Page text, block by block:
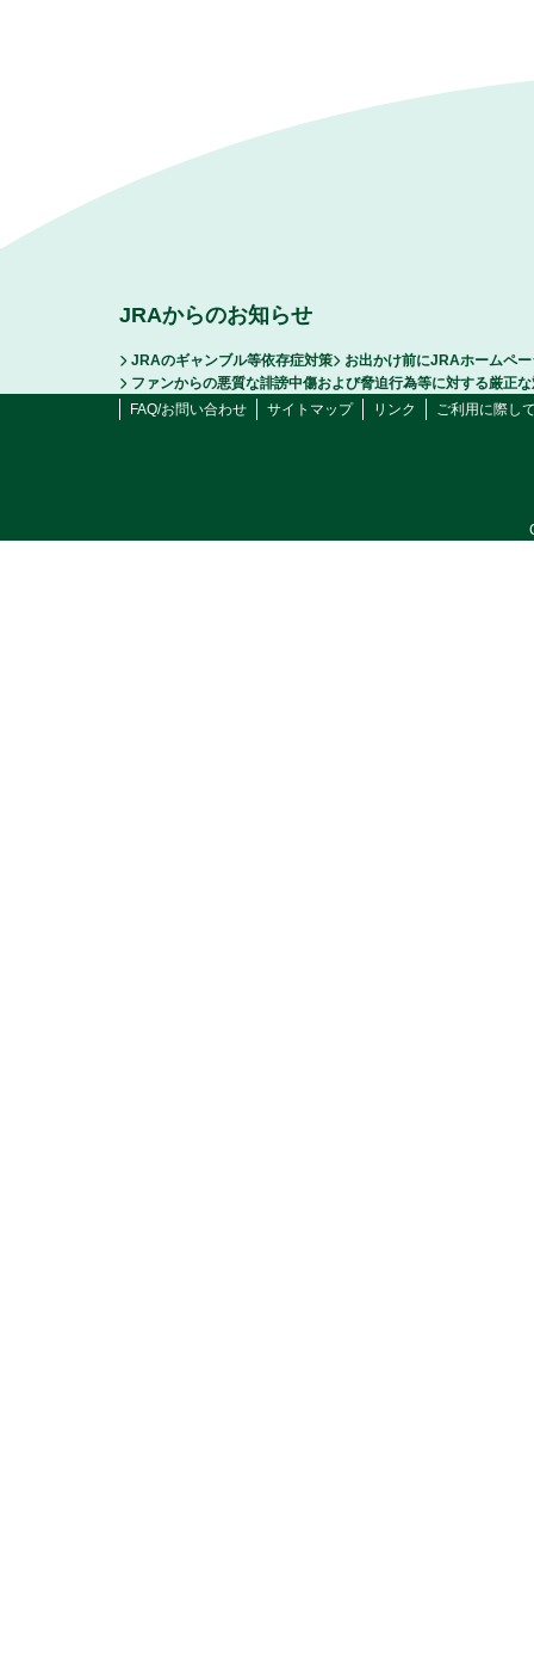
JRAからのお知らせ
JRAのギャンブル等依存症対策
お出かけ前にJRAホームペ
ファンからの悪質な誹謗中傷および脅迫行為等に対する厳正
FAQ/お問い合わせ
サイトマップ リンク ご利用に際し